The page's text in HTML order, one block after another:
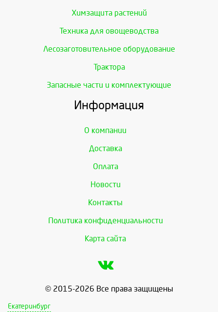
Химзащита растений
Техника для овощеводства
Лесозаготовительное оборудование
Трактора
Запасные части и комплектующие
Информация
О компании
Доставка
Оплата
Новости
Контакты
Политика конфиденциальности
Карта сайта
© 2015-2026 Все права защищены
Екатеринбург